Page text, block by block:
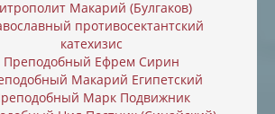
Макарий (Булгаков)
противосектантский
катехизис
Преподобный Ефрем Сирин
Макарий Египетский
Марк Подвижник